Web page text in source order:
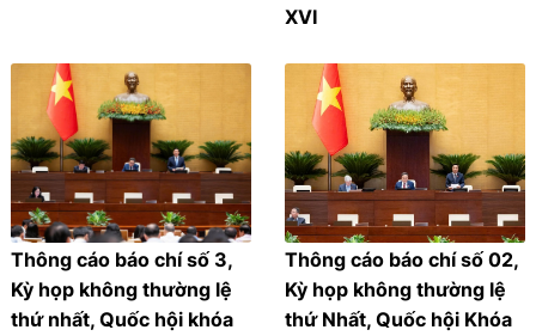
XVI
Thông cáo báo chí số 3,
Kỳ họp không thường lệ
thứ nhất, Quốc hội khóa
Thông cáo báo chí số 02,
Kỳ họp không thường lệ
thứ Nhất, Quốc hội Khóa